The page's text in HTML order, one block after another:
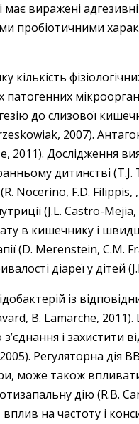
виражені
пробіотичними
до слизової
2007).
2011). Дослідження
дитинстві (T.J.
Nocerino, F.D. Filippis, ,
(J.L. Castro-Mejіa,
в кишечнику і
(D. Merenstein, C.M.
діареї у дітей
із
B. Lamarche,
і захистити
Регуляторна дія
може також
дію (R.B.
на частоту і